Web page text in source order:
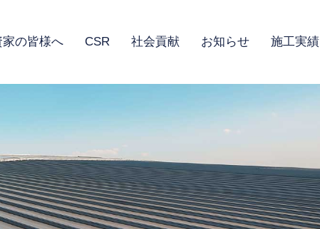
の皆様へ CSR 社会貢献 お知らせ 施工実績